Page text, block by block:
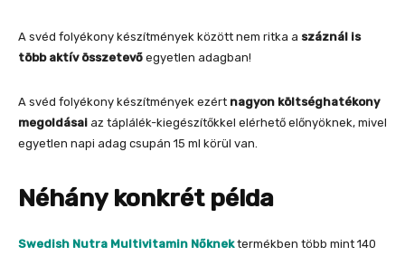
A svéd folyékony készítmények között nem ritka a száznál is
több aktív összetevő egyetlen adagban!
A svéd folyékony készítmények ezért nagyon költséghatékony
megoldásai az táplálék-kiegészítőkkel elérhető előnyöknek, mivel
egyetlen napi adag csupán 15 ml körül van.
Néhány konkrét példa
Swedish Nutra Multivitamin Nőknektermékben több mint 140